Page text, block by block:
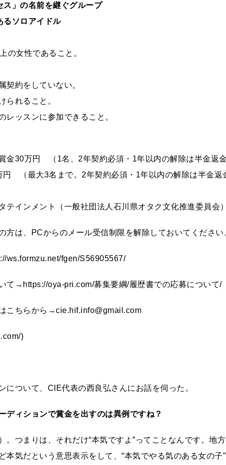
ス」の名前を継ぐグループ
るソロアイドル
の女性であること。
契約をしていない。
られること。
レッスンに参加できること。
金30万円 （1名、2年契約必須・1年以内の解除は半金返金
円 （最大3名まで。2年契約必須・1年以内の解除は半金返
テインメント（一般社団法人石川県オタク文化推進委員会）
方は、PCからのメール受信制限を解除しておいてください
ws.formzu.net/fgen/S56905567/
て→https://oya-pri.com/募集要綱/履歴書での応募について/
こちらから→cie.hif.info@gmail.com
)
について、CIE代表の西良弘さんにお話を伺った。
ディションで賞金を出すのは異例ですね？
。つまりは、それだけ“本気ですよ”ってことなんです。地
本気だという意思表示をして、“本気でやる気のある女の子